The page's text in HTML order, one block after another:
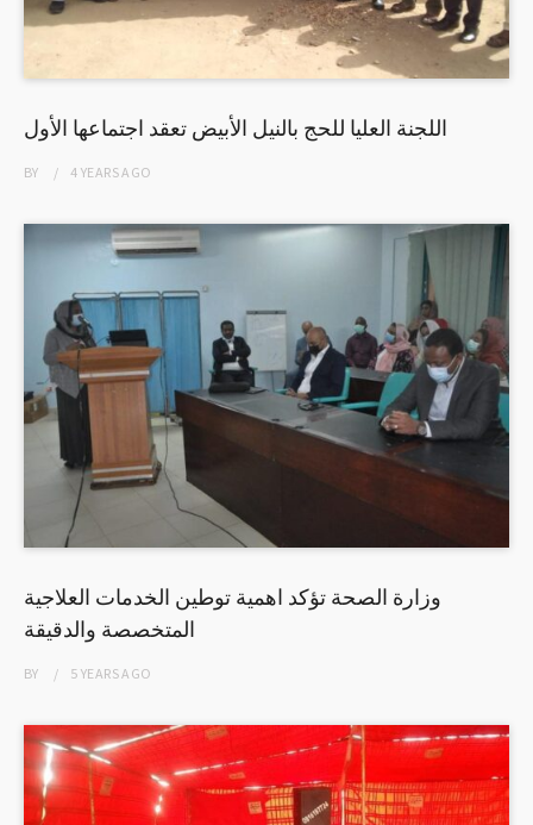
اللجنة العليا للحج بالنيل الأبيض تعقد اجتماعها الأول
BY 4 YEARSAGO
وزارة الصحة تؤكد اهمية توطين الخدمات العلاجية
المتخصصة والدقيقة
BY 5 YEARSAGO